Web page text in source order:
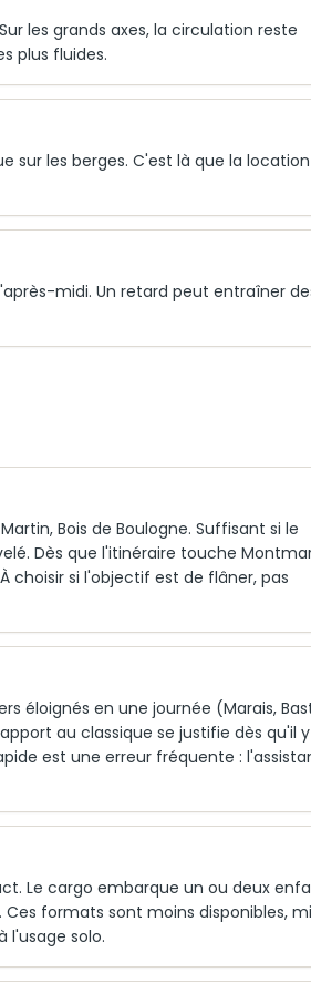
les grands axes, la circulation reste
plus fluides.
sur les berges. C'est là que la location
midi. Un retard peut entraîner
Bois de Boulogne. Suffisant si le
Dès que l'itinéraire touche
choisir si l'objectif est de flâner, pas
éloignés en une journée (Marais,
au classique se justifie dès qu'il
est une erreur fréquente :
Le cargo embarque un ou deux
formats sont moins disponibles,
l'usage solo.